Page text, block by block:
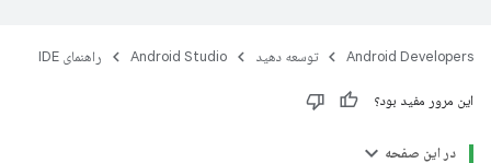
Android Developers توسعه دهید Android Studio راهنمای IDE
این مرور مفید بود؟
در این صفحه